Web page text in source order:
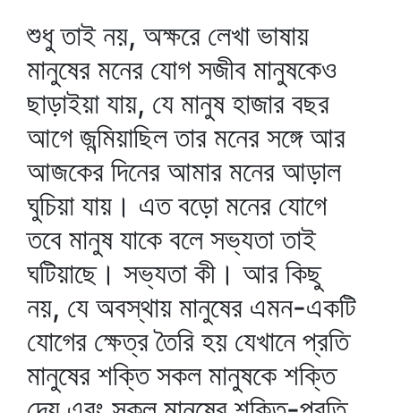
শুধু তাই নয়, অক্ষরে লেখা ভাষায়
মানুষের মনের যোগ সজীব মানুষকেও
ছাড়াইয়া যায়, যে মানুষ হাজার বছর
আগে জন্মিয়াছিল তার মনের সঙ্গে আর
আজকের দিনের আমার মনের আড়াল
ঘুচিয়া যায়। এত বড়ো মনের যোগে
তবে মানুষ যাকে বলে সভ্যতা তাই
ঘটিয়াছে। সভ্যতা কী। আর কিছু
নয়, যে অবস্থায় মানুষের এমন-একটি
যোগের ক্ষেত্র তৈরি হয় যেখানে প্রতি
মানুষের শক্তি সকল মানুষকে শক্তি